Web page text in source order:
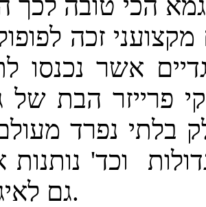
זכה
אשר נכנסו
פרייזר הבת של
בלתי נפרד
וכד' נותנות
גם לאיגרוף נשים.